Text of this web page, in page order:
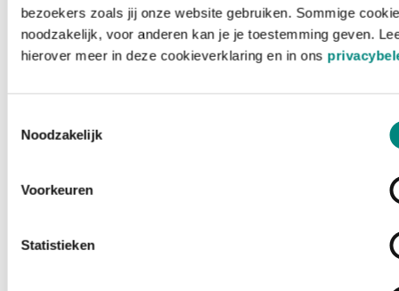
bezoekers zoals jij onze website gebruiken. Sommige
noodzakelijk, voor anderen kan je je toestemming geven.
hierover meer in deze cookieverklaring en in ons
Noodzakelijk
Voorkeuren
Statistieken